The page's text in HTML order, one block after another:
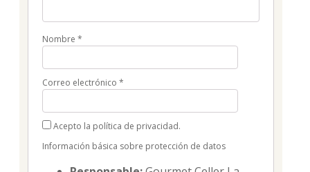
Nombre *
Correo electrónico *
Acepto la política de privacidad.
Información básica sobre protección de datos